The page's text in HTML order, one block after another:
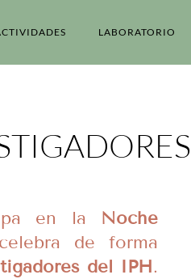
LABORATORIO
en la Noche
de forma
del IPH.